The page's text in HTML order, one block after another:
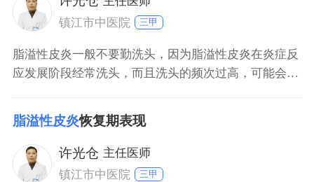
镇江市中医院
三甲
脂溢性皮炎一般不要勤洗头，因为脂溢性皮炎在炎症反
应发展阶段经常洗头，而且洗头的频次过高，可能会因
造成炎症加重的现象。因为脂溢性皮炎一旦形成，主要
形成炎症性的充血和瘙痒症状，如果洗浴过频，可能会
加重这些炎症反应的发生。
脂溢性皮炎恢复期表现
许光仓 主任医师
镇江市中医院
三甲